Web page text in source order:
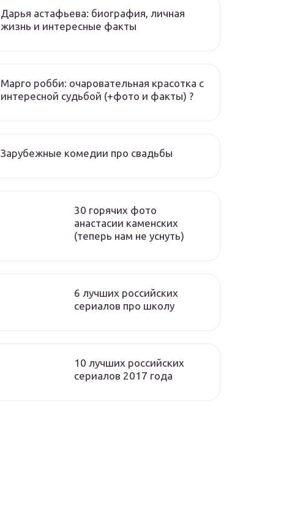
Дарья астафьева: биография, личная
жизнь и интересные факты
Марго робби: очаровательная красотка с
интересной судьбой (+фото и факты) ?
Зарубежные комедии про свадьбы
30 горячих фото
анастасии каменских
(теперь нам не уснуть)
6 лучших российских
сериалов про школу
10 лучших российских
сериалов 2017 года